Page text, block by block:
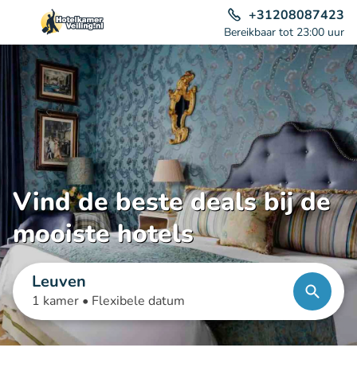
+31208087423
Bereikbaar tot 23:00 uur
Vind de beste deals bij de
mooiste hotels
Leuven
1 kamer • Flexibele datum